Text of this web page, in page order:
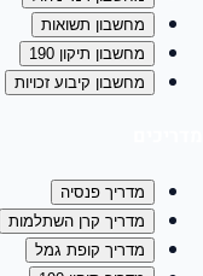
מחשבון תשואות
מחשבון תיקון 190
מחשבון קיבוע זכויות
מדריך פנסיה
מדריך קרן השתלמות
מדריך קופת גמל